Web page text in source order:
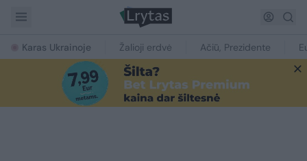
Karas Ukrainoje Žalioji erdvė Ačiū, Prezidente